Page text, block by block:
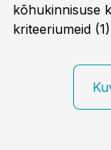
kõhukinnisuse
kriteeriumeid
aastaseks